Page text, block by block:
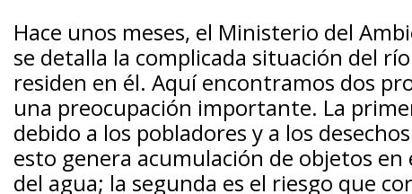
Hace unos meses, el Ministerio del
se detalla la complicada situación del
residen en él. Aquí encontramos dos
una preocupación importante. La
debido a los pobladores y a los
esto genera acumulación de objetos
del agua; la segunda es el riesgo que